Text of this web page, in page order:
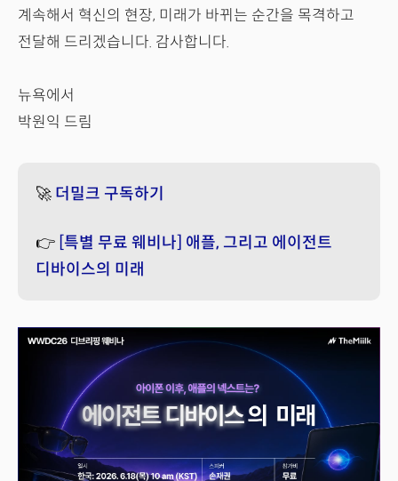
계속해서 혁신의 현장, 미래가 바뀌는 순간을 목격하고
전달해 드리겠습니다. 감사합니다.
뉴욕에서
박원익 드림
🚀 더밀크 구독하기
👉 [특별 무료 웨비나] 애플, 그리고 에이전트
디바이스의 미래